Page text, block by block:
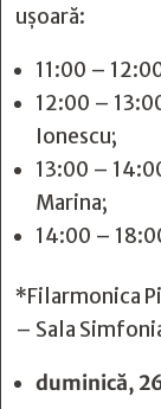
ușoară:
11:00 –
12:00 –
Ionescu;
13:00 –
Marina;
14:00 –
*Filarmonica
– Sala
duminică,